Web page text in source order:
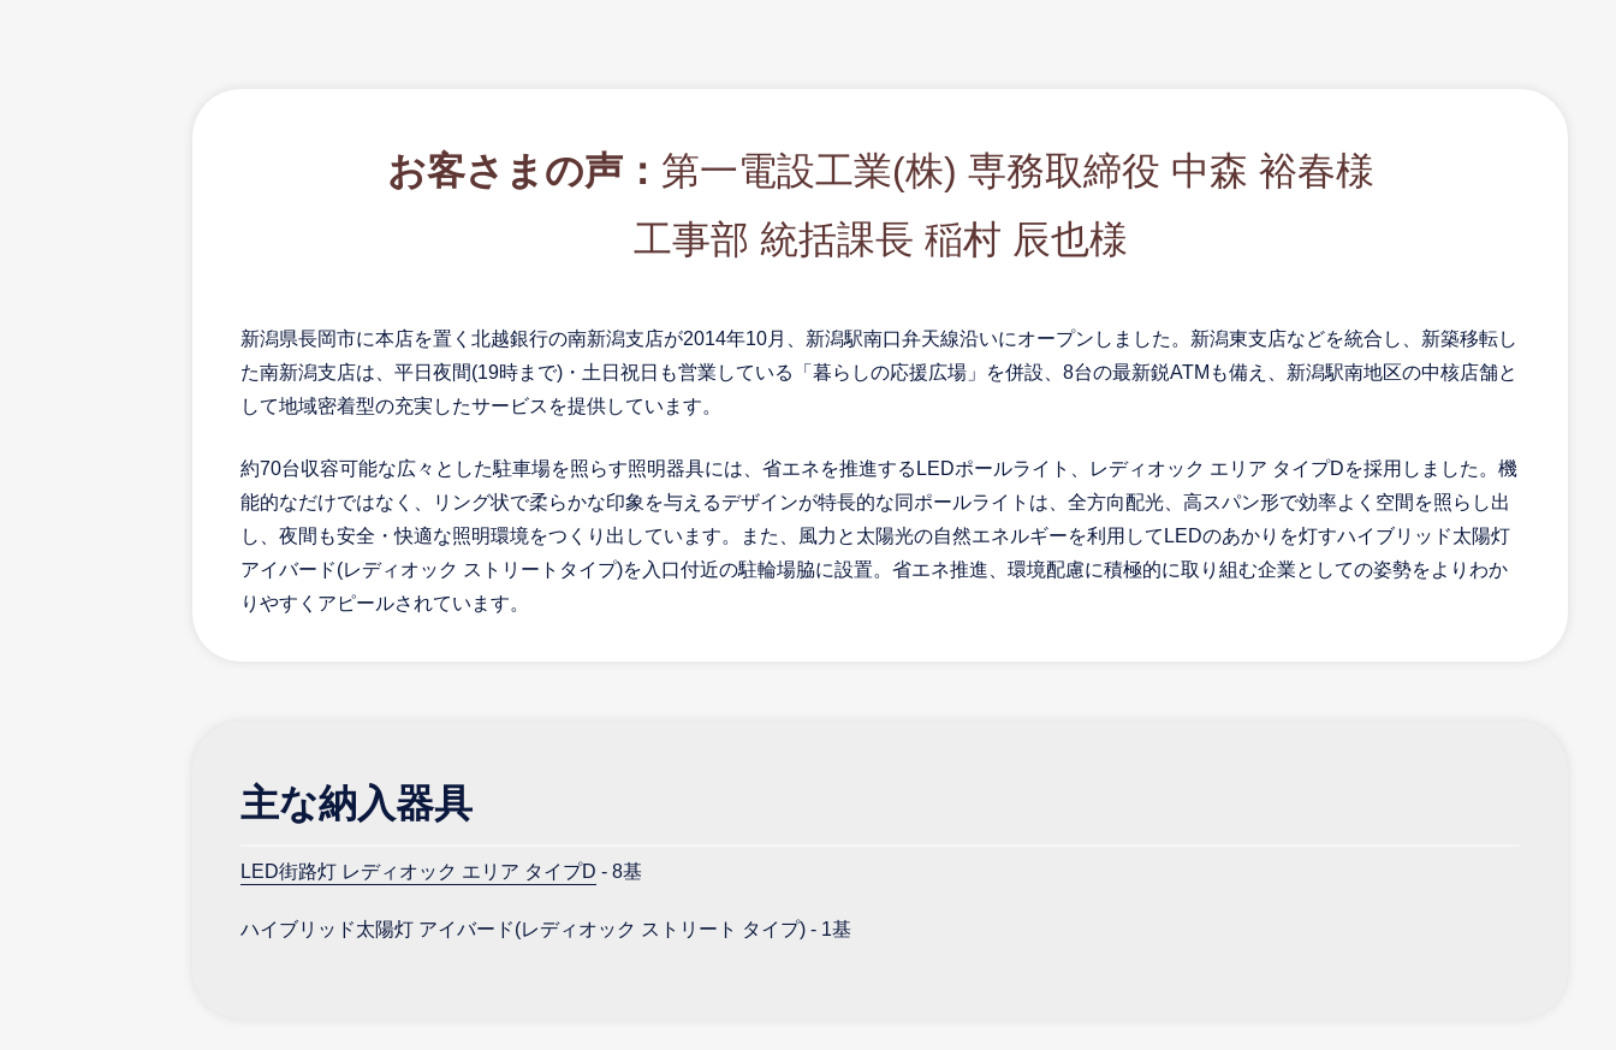
お客さまの声： 第一電設工業(株) 専務取締役 中森 裕春様
工事部 統括課長 稲村 辰也様
新潟県長岡市に本店を置く北越銀行の南新潟支店が2014年10月、新潟駅南口弁天線沿いにオープンしました。新潟東支店などを統合し、新築移転し
た南新潟支店は、平日夜間(19時まで)・土日祝日も営業している「暮らしの応援広場」を併設、8台の最新鋭ATMも備え、新潟駅南地区の中核店舗と
して地域密着型の充実したサービスを提供しています。
約70台収容可能な広々とした駐車場を照らす照明器具には、省エネを推進するLEDポールライト、レディオック エリア タイプDを採用しました。機
能的なだけではなく、リング状で柔らかな印象を与えるデザインが特長的な同ポールライトは、全方向配光、高スパン形で効率よく空間を照らし出
し、夜間も安全・快適な照明環境をつくり出しています。また、風力と太陽光の自然エネルギーを利用してLEDのあかりを灯すハイブリッド太陽灯
アイバード(レディオック ストリートタイプ)を入口付近の駐輪場脇に設置。省エネ推進、環境配慮に積極的に取り組む企業としての姿勢をよりわか
りやすくアピールされています。
主な納入器具
LED街路灯 レディオック エリア タイプD - 8基
ハイブリッド太陽灯 アイバード(レディオック ストリート タイプ) - 1基